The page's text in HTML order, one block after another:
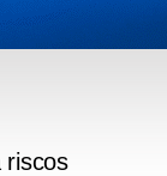
riscos